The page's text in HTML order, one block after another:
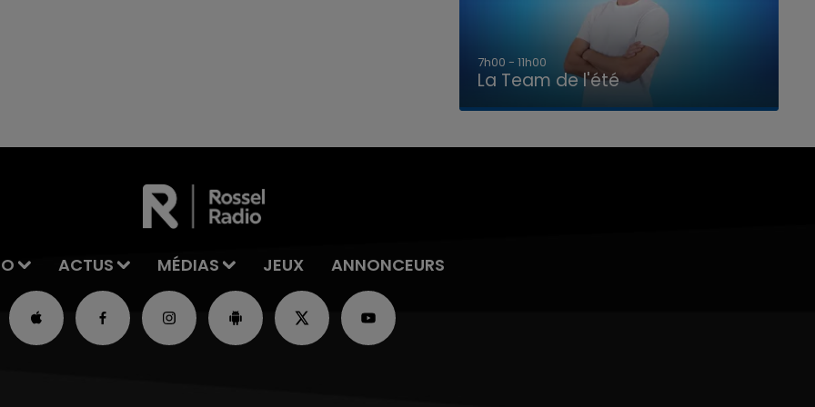
7h00 - 11h00
La Team de l'été
ACTUS MÉDIAS JEUX ANNONCEURS